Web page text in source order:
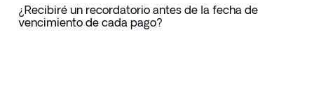
¿Recibiré un recordatorio antes de la fecha de
vencimiento de cada pago?